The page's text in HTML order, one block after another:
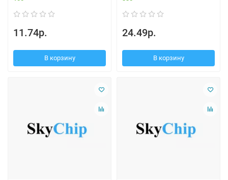
11.74р.
В корзину
24.49р.
В корзину